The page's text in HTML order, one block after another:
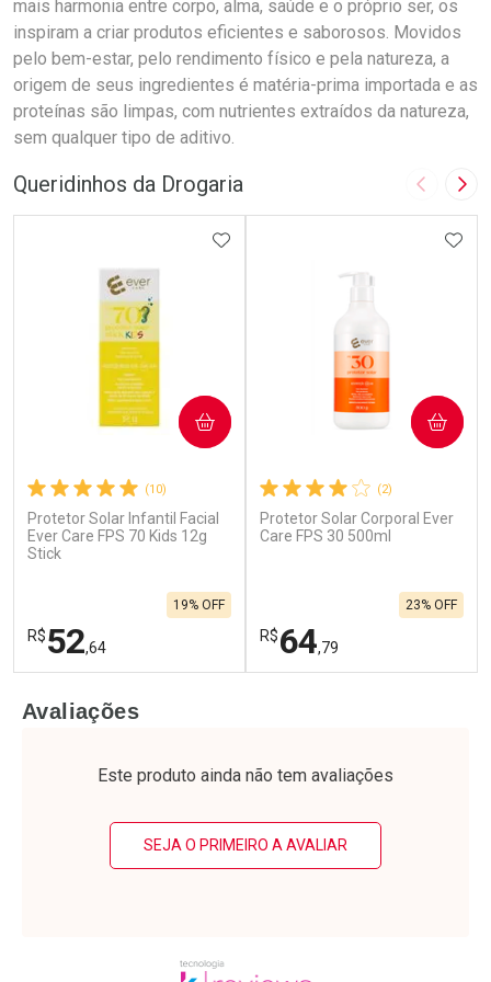
mais harmonia entre corpo, alma, saúde e o próprio ser, os
inspiram a criar produtos eficientes e saborosos. Movidos
pelo bem-estar, pelo rendimento físico e pela natureza, a
origem de seus ingredientes é matéria-prima importada e as
proteínas são limpas, com nutrientes extraídos da natureza,
sem qualquer tipo de aditivo.
Queridinhos da Drogaria Imagem
(10)
Protetor Solar Infantil Facial
Ever Care FPS 70 Kids 12g
Stick
R$52,64
19% OFF
ADICIONAR AOS FAVORITOS
COMPRAR
Laboratório
Por Menos
(2)
Protetor Solar Corporal Ever
Care FPS 30 500ml
R$64,79
23% OFF
COMPRAR
Laboratório
Por Menos
Avaliações
Este produto ainda não tem avaliações
SEJA O PRIMEIRO A AVALIAR